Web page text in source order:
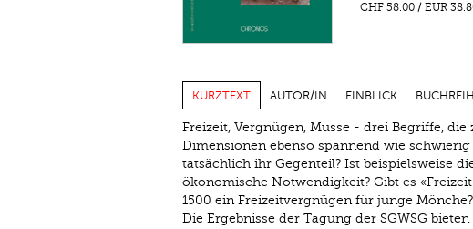
CHF 58.00/ EUR
KURZTEXT AUTOR/IN EINBLICK
Freizeit, Vergnügen, Musse - drei Begriffe,
Dimensionen ebenso spannend wie
tatsächlich ihr Gegenteil? Ist beispielsweise
ökonomische Notwendigkeit? Gibt es
1500 ein Freizeitvergnügen für junge
Die Ergebnisse der Tagung der SGWSG